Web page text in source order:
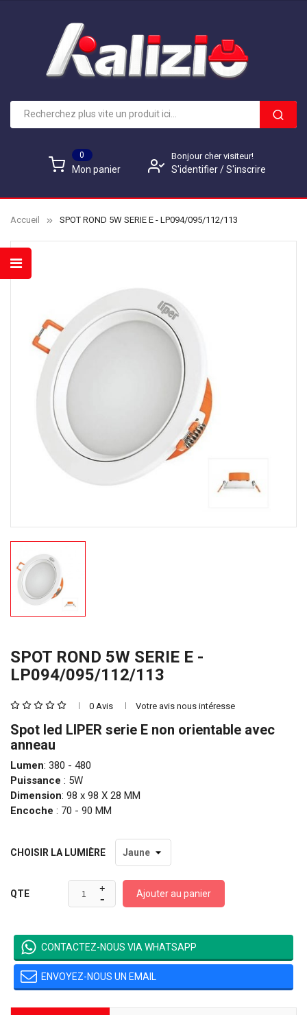
0
Mon panier
Bonjour cher visiteur!
S'identifier/ S'inscrire
Accueil SPOT ROND 5W SERIE E - LP094/095/112/113
SPOT ROND 5W SERIE E -
LP094/095/112/113
0 Avis Votre avis nous intéresse
Spot led LIPER serie E non orientable avec
anneau
Lumen: 380 - 480
Puissance : 5W
Dimension: 98 x 98 X 28 MM
Encoche : 70 - 90 MM
CHOISIR LA LUMIÈRE
QTE Ajouter au panier
CONTACTEZ-NOUS VIA WHATSAPP
ENVOYEZ-NOUS UN EMAIL